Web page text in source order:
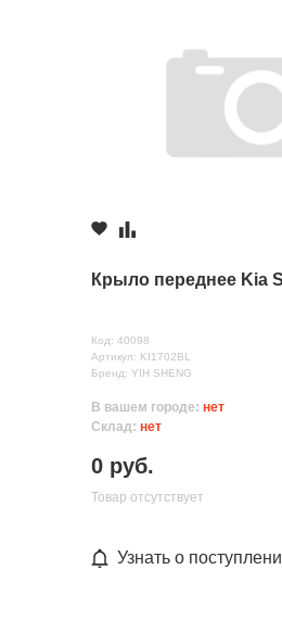
Крыло переднее Kia
Код: 40098
Артикул: KI1702BL
Бренд: YIH SHENG
В вашем городе: нет
Склад: нет
0 руб.
Товар отсутствует
Узнать о